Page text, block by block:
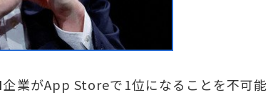
業がApp Storeで1位になることを不可能